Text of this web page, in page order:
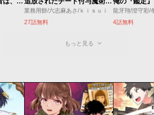
業務用餅/六志麻あさ/ｋｉｓｕｉ
27話無料
龍牙翔/澄守彩/
4話無料
もっと見る